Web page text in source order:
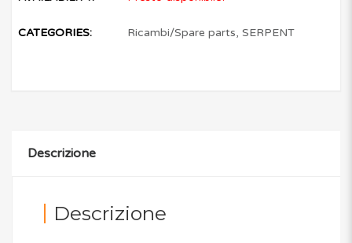
CATEGORIES: Ricambi/Spare parts,SERPENT
Descrizione
Descrizione